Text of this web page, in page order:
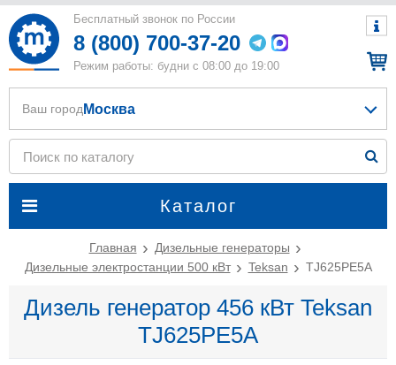
Бесплатный звонок по России
8 (800) 700-37-20
Режим работы: будни с 08:00 до 19:00
Каталог
Ваш город Москва
Главная
Дизельные генераторы
Дизельные электростанции 500 кВт
Teksan TJ625PE5A
Дизель генератор 456 кВт Teksan
TJ625PE5A